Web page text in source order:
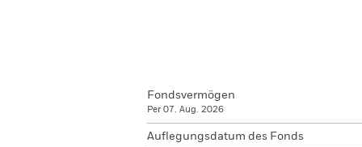
Fondsvermögen
Per 07. Aug. 2026
Auflegungsdatum des Fonds